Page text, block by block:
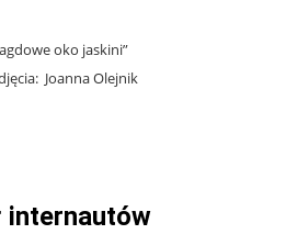
oko jaskini”
Joanna Olejnik
internautów